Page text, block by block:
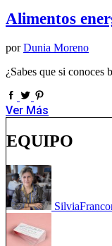
Alimentos
por Dunia Moreno
¿Sabes que si
Ver Más
EQUIPO
Silvia